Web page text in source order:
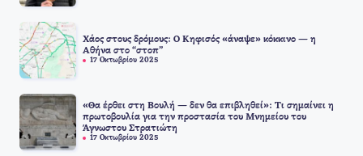
Χάος στους δρόμους: Ο Κηφισός «άναψε» κόκκινο — η
Αθήνα στο “στοπ”
17 Οκτωβρίου 2025
«Θα έρθει στη Βουλή — δεν θα επιβληθεί»: Τι σημαίνει η
πρωτοβουλία για την προστασία του Μνημείου του
Άγνωστου Στρατιώτη
17 Οκτωβρίου 2025